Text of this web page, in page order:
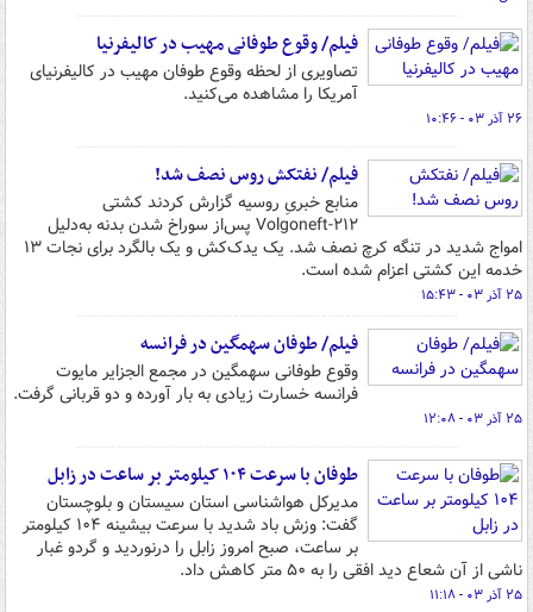
فیلم/ وقوع طوفانی مهیب در کالیفرنیا
تصاویری از لحظه وقوع طوفان مهیب در کالیفرنیای
آمریکا را مشاهده می‌کنید.
۲۶ آذر ۰۳ - ۱۰:۴۶
فیلم/ نفتکش روس نصف شد!
منابع خبریِ روسیه گزارش کردند کشتی
Volgoneft-۲۱۲ پس‌از سوراخ‌ شدن بدنه به‌دلیل
امواج شدید در تنگه کرچ نصف شد. یک یدک‌کش و یک بالگرد برای نجات ۱۳
خدمه این کشتی اعزام شده است.
۲۵ آذر ۰۳ - ۱۵:۴۳
فیلم/ طوفان سهمگین در فرانسه
وقوع طوفانی سهمگین در مجمع الجزایر مایوت
فرانسه خسارت زیادی به بار آورده و دو قربانی گرفت.
۲۵ آذر ۰۳ - ۱۲:۰۸
طوفان با سرعت ۱۰۴ کیلومتر بر ساعت در زابل
مدیرکل هواشناسی استان سیستان و بلوچستان
گفت: وزش باد شدید با سرعت بیشینه ۱۰۴ کیلومتر
بر ساعت، صبح امروز زابل را درنوردید و گردو غبار
ناشی از آن شعاع دید افقی را به ۵۰ متر کاهش داد.
۲۵ آذر ۰۳ - ۱۱:۱۸